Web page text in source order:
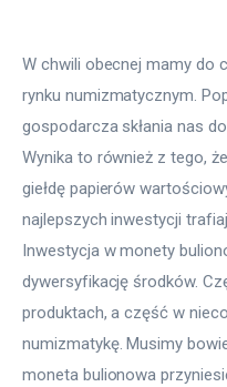
W chwili obecnej mamy do
rynku numizmatycznym.
gospodarcza skłania nas
Wynika to również z tego,
giełdę papierów
najlepszych inwestycji
Inwestycja w monety
dywersyfikację środków.
produktach, a część w
numizmatykę. Musimy
moneta bulionowa